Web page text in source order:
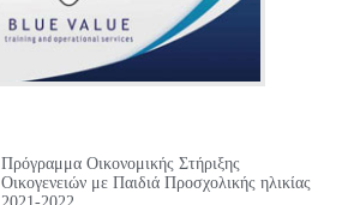
Πρόγραμμα Οικονομικής Στήριξης
Οικογενειών με Παιδιά Προσχολικής ηλικίας